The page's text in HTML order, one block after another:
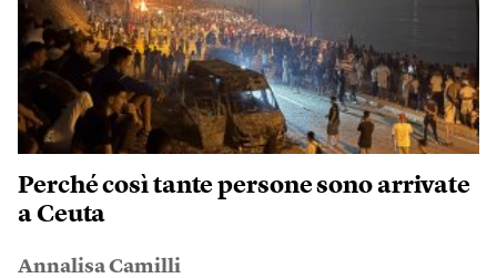
Perché così tante persone sono arrivate
a Ceuta
Annalisa Camilli